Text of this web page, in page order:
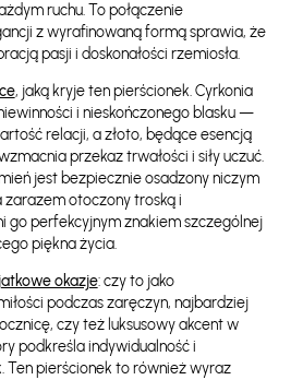
ruchu. To połączenie
z wyrafinowaną formą sprawia, że
pasji i doskonałości rzemiosła.
, jaką kryje ten pierścionek. Cyrkonia
i nieskończonego blasku —
relacji, a złoto, będące esencją
przekaz trwałości i siły uczuć.
jest bezpiecznie osadzony niczym
zarazem otoczony troską i
go perfekcyjnym znakiem szczególnej
piękna życia.
okazje: czy to jako
podczas zaręczyn, najbardziej
czy też luksusowy akcent w
podkreśla indywidualność i
Ten pierścionek to również wyraz